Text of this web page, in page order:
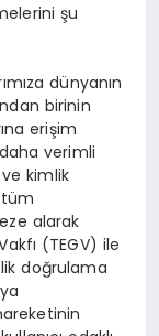
şu
dünyanın
birinin
erişim
verimli
kimlik
alarak
(TEGV) ile
doğrulama